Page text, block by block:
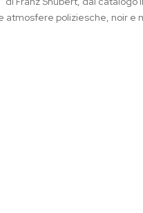
atmosfere poliziesche, noir e